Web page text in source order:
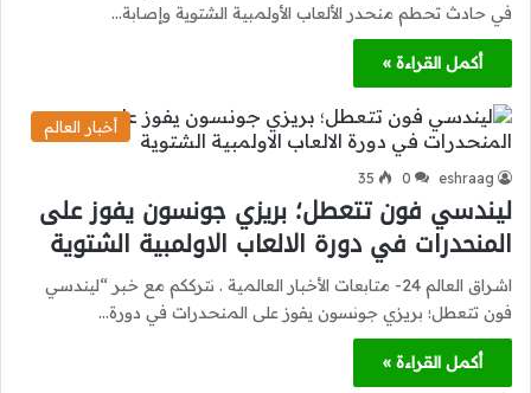
في حادث تحطم منحدر الألعاب الأولمبية الشتوية وإصابة…
أكمل القراءة »
أخبار العالم
eshraag
0
35
ليندسي فون ⁠تتعطل؛ بريزي جونسون يفوز على
المنحدرات في دورة الالعاب الاولمبية الشتوية
اشراق العالم 24- متابعات الأخبار العالمية . نترككم مع خبر “ليندسي
فون ⁠تتعطل؛ بريزي جونسون يفوز على المنحدرات في دورة…
أكمل القراءة »